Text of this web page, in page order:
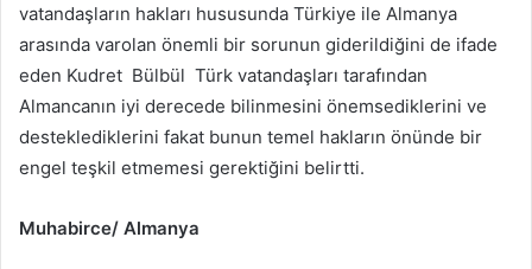
vatandaşların hakları hususunda Türkiye ile Almanya
arasında varolan önemli bir sorunun giderildiğini de ifade
eden Kudret Bülbül Türk vatandaşları tarafından
Almancanın iyi derecede bilinmesini önemsediklerini ve
desteklediklerini fakat bunun temel hakların önünde bir
engel teşkil etmemesi gerektiğini belirtti.
Muhabirce/ Almanya